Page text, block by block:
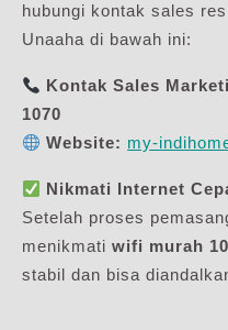
hubungi kontak sales
Unaaha di bawah ini:
Kontak Sales
1070
Website: my-
Nikmati Internet
Setelah proses
menikmati wifi murah
stabil dan bisa